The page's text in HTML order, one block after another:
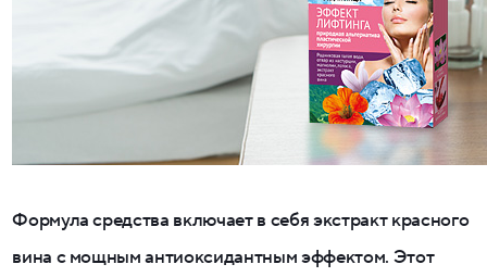
Формула средства включает в себя экстракт красного
вина с мощным антиоксидантным эффектом. Этот